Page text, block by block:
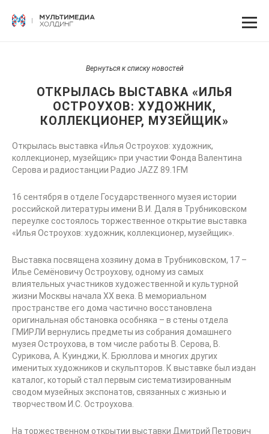
Вернуться к списку новостей
ОТКРЫЛАСЬ ВЫСТАВКА «ИЛЬЯ
ОСТРОУХОВ: ХУДОЖНИК,
КОЛЛЕКЦИОНЕР, МУЗЕЙЩИК»
Открылась выставка «Илья Остроухов: художник,
коллекционер, музейщик» при участии Фонда Валентина
Серова и радиостанции Радио JAZZ 89.1FM
16 сентября в отделе Государственного музея истории
российской литературы имени В.И. Даля в Трубниковском
переулке состоялось торжественное открытие выставка
«Илья Остроухов: художник, коллекционер, музейщик».
Выставка посвящена хозяину дома в Трубниковском, 17 –
Илье Семёновичу Остроухову, одному из самых
влиятельных участников художественной и культурной
жизни Москвы начала ХХ века. В мемориальном
пространстве его дома частично восстановлена
оригинальная обстановка особняка – в стены отдела
ГМИРЛИ вернулись предметы из собрания домашнего
музея Остроухова, в том числе работы В. Серова, В.
Сурикова, А. Куинджи, К. Брюллова и многих других
именитых художников и скульпторов. К выставке был издан
каталог, который стал первым систематизированным
сводом музейных экспонатов, связанных с жизнью и
творчеством И.С. Остроухова.
На торжественном открытии выставки Дмитрий Петрович